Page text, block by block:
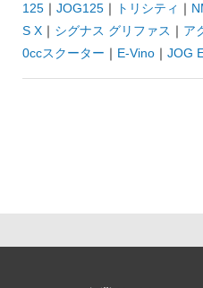
125｜ JOG125｜ トリシティ ｜
S X｜ シグナス グリファス ｜ ア
0ccスクーター ｜ E-Vino｜ JOG